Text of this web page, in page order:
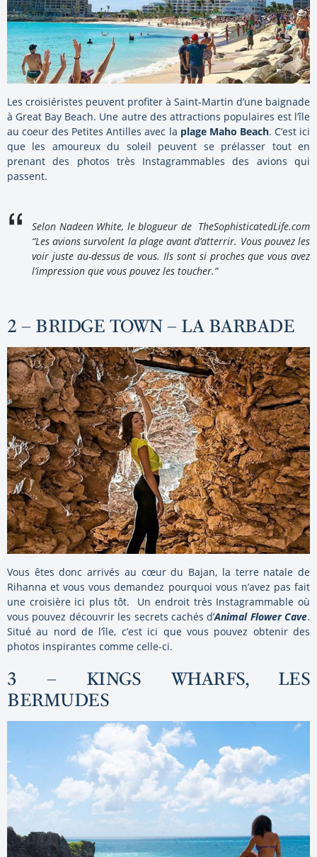
Les croisiéristes peuvent profiter à Saint-Martin d’une baignade
à Great Bay Beach. Une autre des attractions populaires est l’île
au coeur des Petites Antilles avec la plage Maho Beach. C’est ici
que les amoureux du soleil peuvent se prélasser tout en
prenant des photos très Instagrammables des avions qui
passent.
Selon Nadeen White, le blogueur de TheSophisticatedLife.com
“Les avions survolent la plage avant d’atterrir. Vous pouvez les
voir juste au-dessus de vous. Ils sont si proches que vous avez
l’impression que vous pouvez les toucher.”
2 – BRIDGE TOWN – LA BARBADE
Vous êtes donc arrivés au cœur du Bajan, la terre natale de
Rihanna et vous vous demandez pourquoi vous n’avez pas fait
une croisière ici plus tôt. Un endroit très Instagrammable où
vous pouvez découvrir les secrets cachés d’Animal Flower Cave.
Situé au nord de l’île, c’est ici que vous pouvez obtenir des
photos inspirantes comme celle-ci.
3 – KINGS WHARFS, LES
BERMUDES